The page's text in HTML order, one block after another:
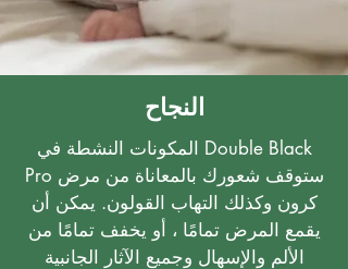
النجاح
المكونات النشطة في Double Black
Pro ستوقف شعورك بالمعاناة من مرض
كرون وكذلك التهاب القولون. يمكن أن
يقمع المرض تمامًا ، أو يخفف تمامًا من
الألم والإسهال وجميع الآثار الجانبية